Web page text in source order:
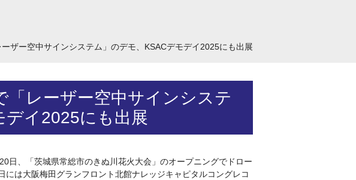
ザー空中サインシステム」のデモ、KSACデモデイ2025にも出展
「レーザー空中サインシステ
イ2025にも出展
日、「茨城県常総市のきぬ川花火大会」のオープニングでドロー
は大阪梅田グランフロント北館ナレッジキャピタルコングレコ